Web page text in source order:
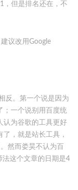
，但是排名还在，不
议改用Google
反。第一个说是因为
；一个说别用百度统
认为谷歌的工具更好
，就是站长工具，
然而娄昊不认为百
法这个文章的日期是4